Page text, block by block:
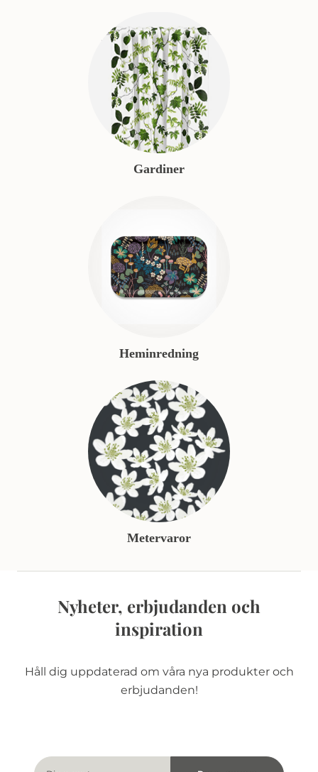
Gardiner
Heminredning
Metervaror
Nyheter, erbjudanden och
inspiration
Håll dig uppdaterad om våra nya produkter och
erbjudanden!